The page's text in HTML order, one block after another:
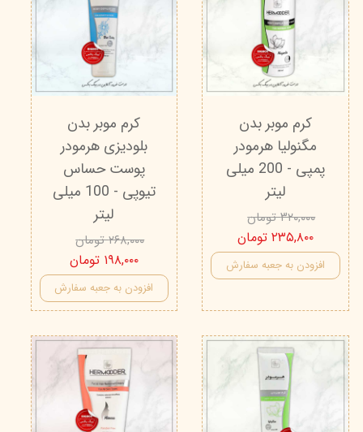
کرم موبر بدن
مگنولیا هرمودر
پمپی - 200 میلی
لیتر
۳۲۰,۰۰۰ تومان
۲۳۵,۸۰۰ تومان
افزودن به جعبه سفارش
کرم موبر بدن
بلودیزی هرمودر
پوست حساس
تیوپی - 100 میلی
لیتر
۲۶۸,۰۰۰ تومان
۱۹۸,۰۰۰ تومان
افزودن به جعبه سفارش